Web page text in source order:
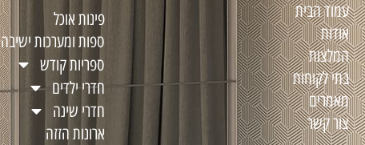
עמוד הבית
אודות
המלצות
בתי לקוחות
מאמרים
צור קשר
פינות אוכל
ספות ומערכות ישיבה
ספריות קודש
חדרי ילדים
חדרי שינה
ארונות הזזה